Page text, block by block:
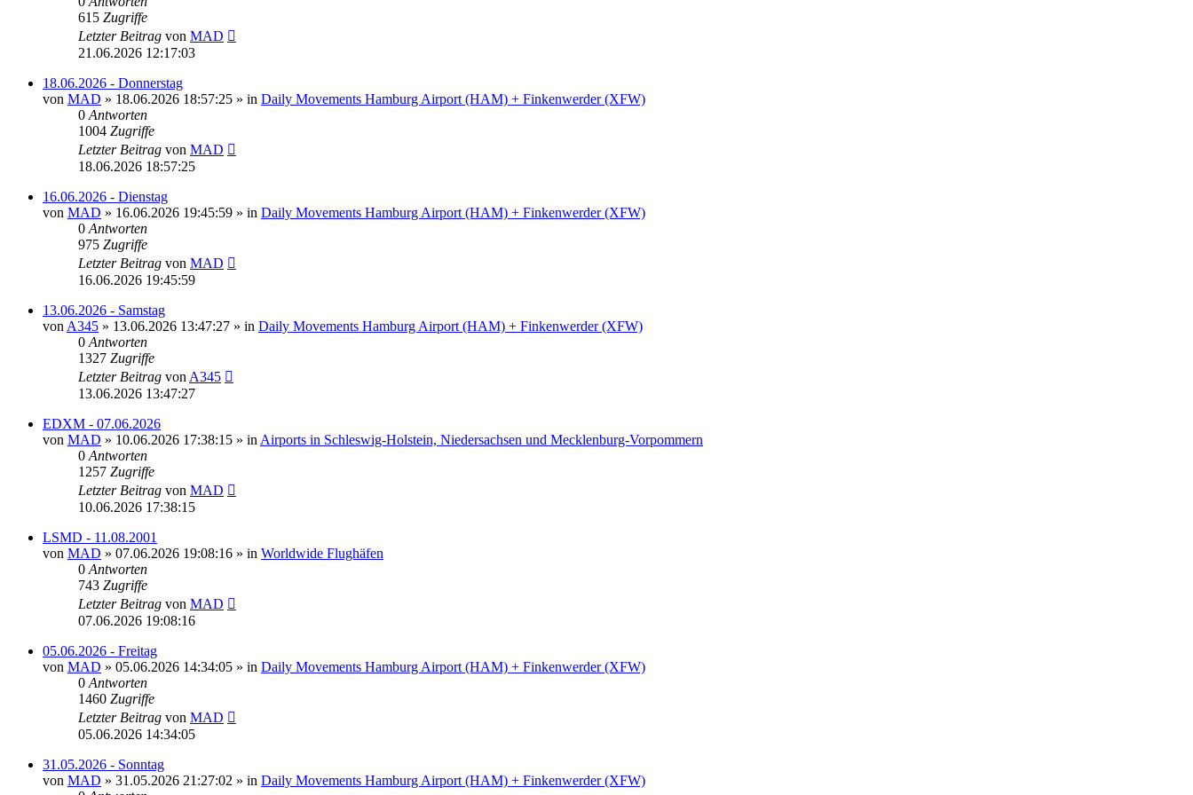
615 Zugriffe
Letzter Beitrag von MAD
21.06.2026 12:17:03
18.06.2026 - Donnerstag
von MAD » 18.06.2026 18:57:25 » in Daily Movements Hamburg Airport (HAM) + Finkenwerder (XFW)
0 Antworten
1004 Zugriffe
Letzter Beitrag von MAD
18.06.2026 18:57:25
16.06.2026 - Dienstag
von MAD » 16.06.2026 19:45:59 » in Daily Movements Hamburg Airport (HAM) + Finkenwerder (XFW)
0 Antworten
975 Zugriffe
Letzter Beitrag von MAD
16.06.2026 19:45:59
13.06.2026 - Samstag
von A345 » 13.06.2026 13:47:27 » in Daily Movements Hamburg Airport (HAM) + Finkenwerder (XFW)
0 Antworten
1327 Zugriffe
Letzter Beitrag von A345
13.06.2026 13:47:27
EDXM - 07.06.2026
von MAD » 10.06.2026 17:38:15 » in Airports in Schleswig-Holstein, Niedersachsen und Mecklenburg-Vorpommern
0 Antworten
1257 Zugriffe
Letzter Beitrag von MAD
10.06.2026 17:38:15
LSMD - 11.08.2001
von MAD » 07.06.2026 19:08:16 » in Worldwide Flughäfen
0 Antworten
743 Zugriffe
Letzter Beitrag von MAD
07.06.2026 19:08:16
05.06.2026 - Freitag
von MAD » 05.06.2026 14:34:05 » in Daily Movements Hamburg Airport (HAM) + Finkenwerder (XFW)
0 Antworten
1460 Zugriffe
Letzter Beitrag von MAD
05.06.2026 14:34:05
31.05.2026 - Sonntag
von MAD » 31.05.2026 21:27:02 » in Daily Movements Hamburg Airport (HAM) + Finkenwerder (XFW)